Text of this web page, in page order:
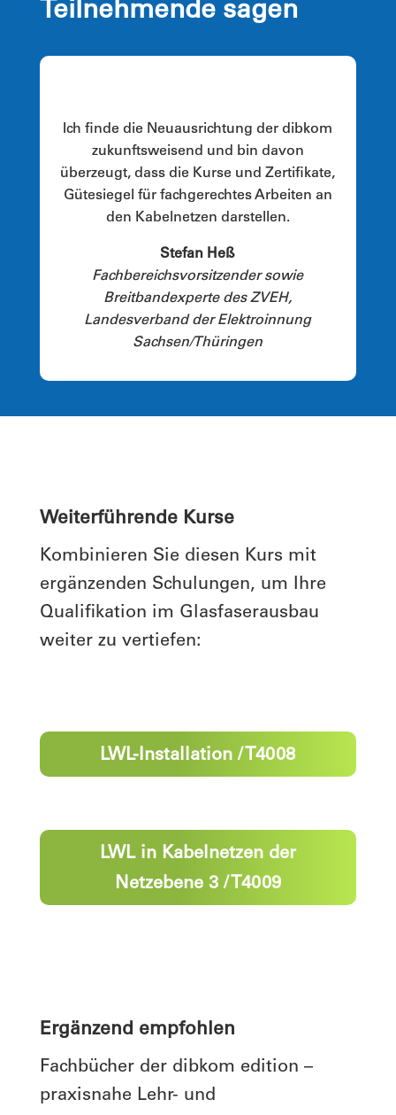
Teilnehmende sagen
Ich finde die Neuausrichtung der dibkom
zukunftsweisend und bin davon
überzeugt, dass die Kurse und Zertifikate,
Gütesiegel für fachgerechtes Arbeiten an
den Kabelnetzen darstellen.
Stefan Heß
Fachbereichsvorsitzender sowie
Breitbandexperte des ZVEH,
Landesverband der Elektroinnung
Sachsen/Thüringen
Weiterführende Kurse
Kombinieren Sie diesen Kurs mit
ergänzenden Schulungen, um Ihre
Qualifikation im Glasfaserausbau
weiter zu vertiefen:
LWL-Installation / T4008
LWL in Kabelnetzen der
Netzebene 3 / T4009
Ergänzend empfohlen
Fachbücher der dibkom edition –
praxisnahe Lehr- und